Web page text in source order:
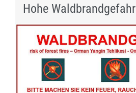
Hohe Waldbrandgefahr